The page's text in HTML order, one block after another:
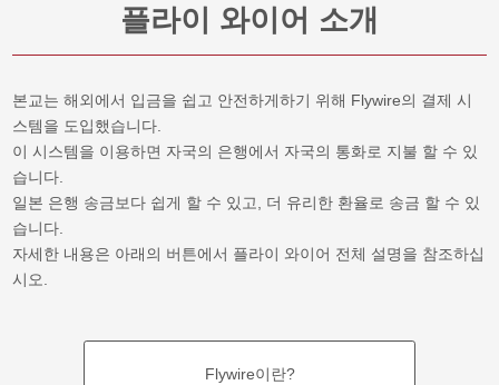
플라이 와이어 소개
본교는 해외에서 입금을 쉽고 안전하게하기 위해 Flywire의 결제 시
스템을 도입했습니다.
이 시스템을 이용하면 자국의 은행에서 자국의 통화로 지불 할 수 있
습니다.
일본 은행 송금보다 쉽게 할 수 있고, 더 유리한 환율로 송금 할 수 있
습니다.
자세한 내용은 아래의 버튼에서 플라이 와이어 전체 설명을 참조하십
시오.
Flywire이란?